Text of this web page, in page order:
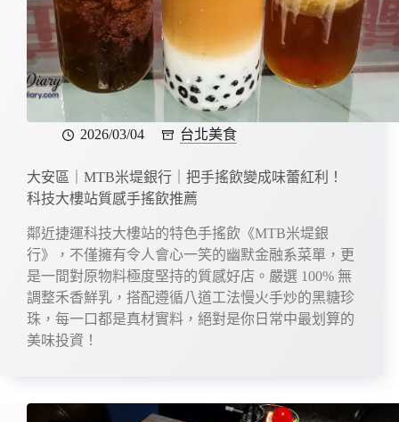
2026/03/04 台北美食
大安區｜MTB米堤銀行｜把手搖飲變成味蕾紅利！
科技大樓站質感手搖飲推薦
鄰近捷運科技大樓站的特色手搖飲《MTB米堤銀
行》，不僅擁有令人會心一笑的幽默金融系菜單，更
是一間對原物料極度堅持的質感好店。嚴選 100% 無
調整禾香鮮乳，搭配遵循八道工法慢火手炒的黑糖珍
珠，每一口都是真材實料，絕對是你日常中最划算的
美味投資！